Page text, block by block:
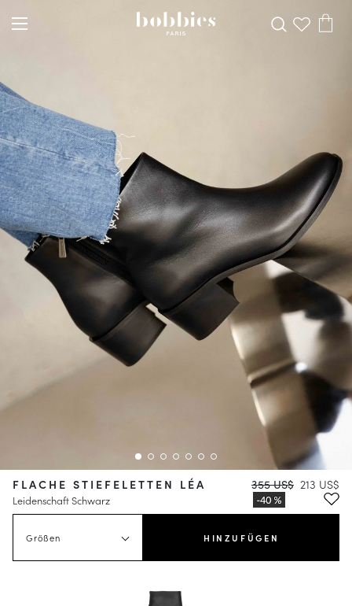
FLACHE STIEFELETTEN LÉA
Leidenschaft Schwarz
355 US$ 213 US$
Größen HINZUFÜGEN